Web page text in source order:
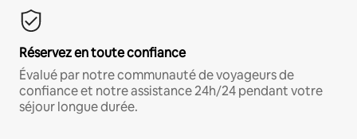
Réservez en toute confiance
Évalué par notre communauté de voyageurs de
confiance et notre assistance 24h/24 pendant votre
séjour longue durée.